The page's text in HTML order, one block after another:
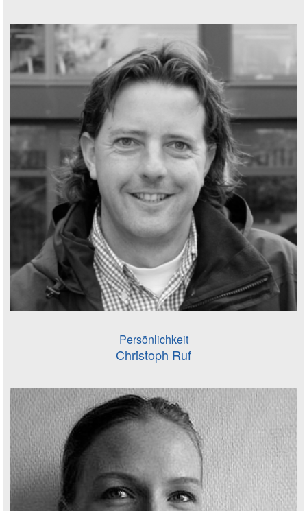
Persönlichkeit
Christoph Ruf